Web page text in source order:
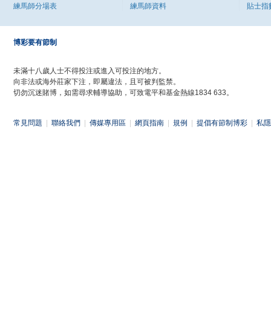
練馬師分場表
練馬師資料
貼士指
博彩要有節制
未滿十八歲人士不得投注或進入可投注的地方。
向非法或海外莊家下注，即屬違法，且可被判監禁。
切勿沉迷賭博，如需尋求輔導協助，可致電平和基金熱線1834 633。
常見問題 聯絡我們 傳媒專用區 網頁指南 規例 提倡有節制博彩 私